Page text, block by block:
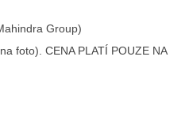
Group)
foto). CENA PLATÍ POUZE NA